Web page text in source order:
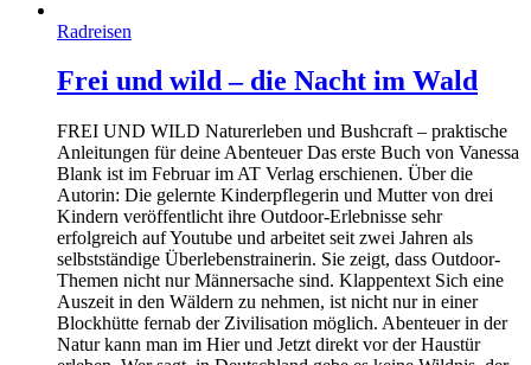
Radreisen
Frei und wild – die Nacht im Wald
FREI UND WILD Naturerleben und Bushcraft – praktische
Anleitungen für deine Abenteuer Das erste Buch von Vanessa
Blank ist im Februar im AT Verlag erschienen. Über die
Autorin: Die gelernte Kinderpflegerin und Mutter von drei
Kindern veröffentlicht ihre Outdoor-Erlebnisse sehr
erfolgreich auf Youtube und arbeitet seit zwei Jahren als
selbstständige Überlebenstrainerin. Sie zeigt, dass Outdoor-
Themen nicht nur Männersache sind. Klappentext Sich eine
Auszeit in den Wäldern zu nehmen, ist nicht nur in einer
Blockhütte fernab der Zivilisation möglich. Abenteuer in der
Natur kann man im Hier und Jetzt direkt vor der Haustür